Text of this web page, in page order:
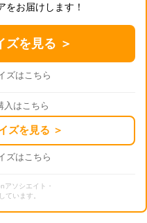
をお届けします！
ズを見る ＞
ズはこちら
入はこちら
ズを見る ＞
ズはこちら
ソシエイト・
ています。